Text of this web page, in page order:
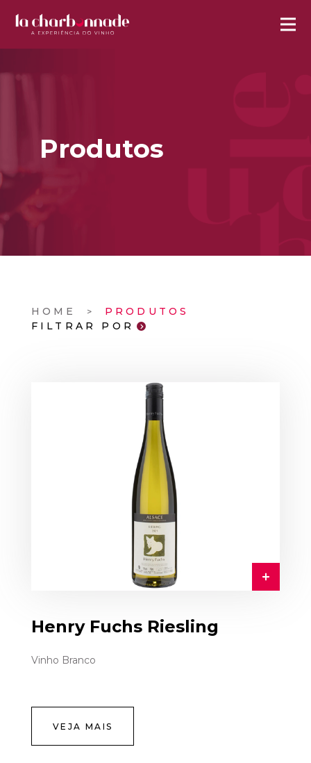
Produtos
HOME
PRODUTOS
FILTRAR POR
Henry Fuchs Riesling
Vinho Branco
VEJA MAIS